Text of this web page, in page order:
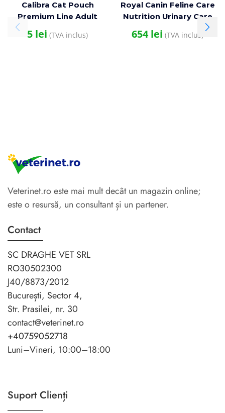
Calibra Cat Pouch
Premium Line Adult
Lamb & Poultry 100 g
5 lei (TVA inclus)
Royal Canin Feline Care
Nutrition Urinary Care
10 kg
654lei (TVA inclus)
Veterinet.ro este mai mult decât un magazin online;
este o resursă, un consultant și un partener.
Contact
SC DRAGHE VET SRL
RO30502300
J40/8873/2012
București, Sector 4,
Str. Prasilei, nr. 30
contact@veterinet.ro
+40759052718
Luni–Vineri, 10:00–18:00
Suport Clienți